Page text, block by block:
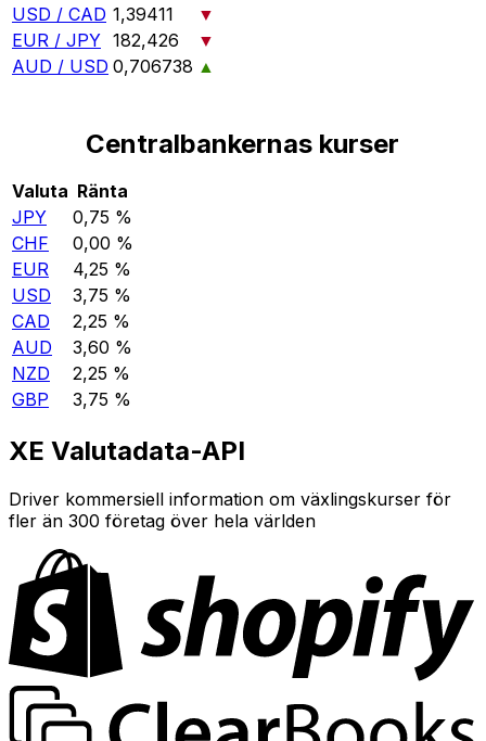
USD / CAD 1,39411
▼
EUR / JPY 182,426
▼
AUD / USD 0,706738 ▲
Centralbankernas kurser
Valuta Ränta
JPY
0,75 %
CHF
0,00 %
EUR
4,25 %
USD
3,75 %
CAD
2,25 %
AUD
3,60 %
NZD
2,25 %
GBP
3,75 %
XE Valutadata-API
Driver kommersiell information om växlingskurser för
fler än 300 företag över hela världen